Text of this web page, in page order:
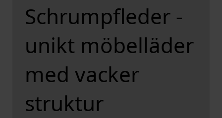
Schrumpfleder -
unikt möbelläder
med vacker
struktur